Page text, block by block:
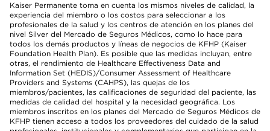
Kaiser Permanente toma en cuenta los mismos niveles de calidad, la
experiencia del miembro o los costos para seleccionar a los
profesionales de la salud y los centros de atención en los planes del
nivel Silver del Mercado de Seguros Médicos, como lo hace para
todos los demás productos y líneas de negocios de KFHP (Kaiser
Foundation Health Plan). Es posible que las medidas incluyan, entre
otras, el rendimiento de Healthcare Effectiveness Data and
Information Set (HEDIS)/Consumer Assessment of Healthcare
Providers and Systems (CAHPS), las quejas de los
miembros/pacientes, las calificaciones de seguridad del paciente, las
medidas de calidad del hospital y la necesidad geográfica. Los
miembros inscritos en los planes del Mercado de Seguros Médicos de
KFHP tienen acceso a todos los proveedores del cuidado de la salud